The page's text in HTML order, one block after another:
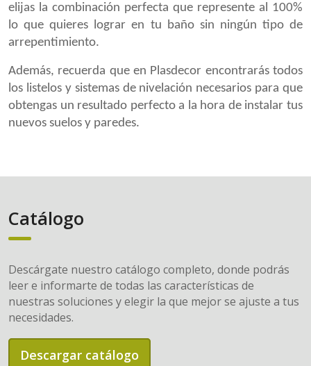
elijas la combinación perfecta que represente al 100%
lo que quieres lograr en tu baño sin ningún tipo de
arrepentimiento.
Además, recuerda que en Plasdecor encontrarás todos
los listelos y sistemas de nivelación necesarios para que
obtengas un resultado perfecto a la hora de instalar tus
nuevos suelos y paredes.
Catálogo
Descárgate nuestro catálogo completo, donde podrás
leer e informarte de todas las características de
nuestras soluciones y elegir la que mejor se ajuste a tus
necesidades.
Descargar catálogo